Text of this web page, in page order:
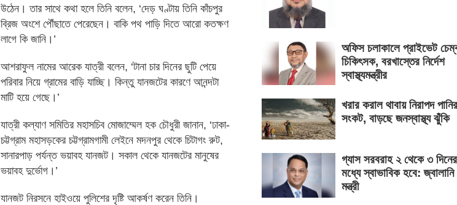
উঠেন। তার সাথে কথা হলে তিনি বলেন, ‘দেড় ঘণ্টায় তিনি কাঁচপুর
ব্রিজ অংশে পৌঁছাতে পেরেছেন। বাকি পথ পাড়ি দিতে আরো কতক্ষণ
লাগে কি জানি।’
আশরাফুল নামের আরেক যাত্রী বলেন, ‘টানা চার দিনের ছুটি পেয়ে
পরিবার নিয়ে গ্রামের বাড়ি যাচ্ছি। কিন্তু যানজটের কারণে আনন্দটা
মাটি হয়ে গেছে।’
যাত্রী কল্যাণ সমিতির মহাসচিব মোজাম্মেল হক চৌধুরী জানান, ‘ঢাকা-
চট্টগ্রাম মহাসড়কের চট্টগ্রামগামী লেইনে মদনপুর থেকে চিটাগং রুট,
সানারপাড় পর্যন্ত ভয়াবহ যানজট। সকাল থেকে যানজটের মানুষের
ভয়াবহ দুর্ভোগ।’
যানজট নিরসনে হাইওয়ে পুলিশের দৃষ্টি আকর্ষণ করেন তিনি।
অফিস চলাকালে প্রাইভেট
চিকিৎসক, বরখাস্তের নির্দেশ
স্বাস্থ্যমন্ত্রীর
খরার করাল থাবায় নিরাপদ পানির
সংকট, বাড়ছে জনস্বাস্থ্য ঝুঁকি
গ্যাস সরবরাহ ২ থেকে ৩ দিনের
মধ্যে স্বাভাবিক হবে: জ্বালানি
মন্ত্রী